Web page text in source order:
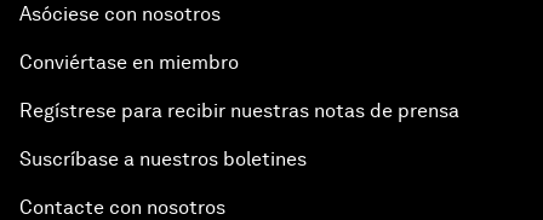
Asóciese con nosotros
Conviértase en miembro
Regístrese para recibir nuestras notas de prensa
Suscríbase a nuestros boletines
Contacte con nosotros